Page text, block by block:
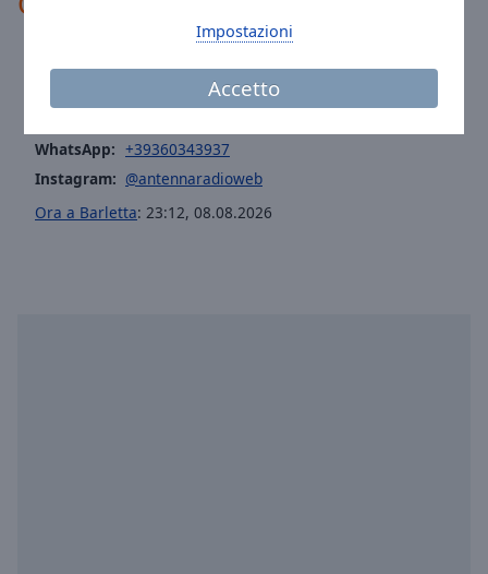
Accetto
Impostazioni
antennaweb.it
WhatsApp: +39360343937
Instagram: @antennaradioweb
Ora a Barletta: 23:12, 08.08.2026